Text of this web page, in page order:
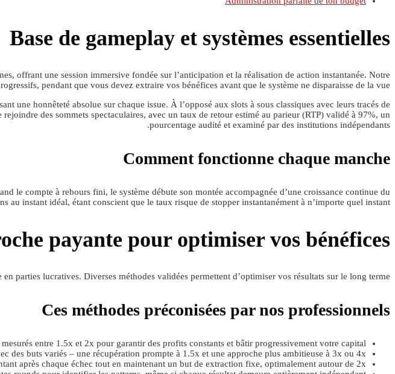
Base de gameplay et systèmes essentielles
offrant une session immersive fondée sur l’anticipation et la réalisation de action instantanée. Notre
pendant que vous devez extraire vos bénéfices avant que le système ne disparaisse de la vue.
une honnêteté absolue sur chaque issue. À l’opposé aux slots à sous classiques avec leurs tracés de
des sommets spectaculaires, avec un taux de retour estimé au parieur (RTP) validé à 97%, un
pourcentage audité et examiné par des institutions indépendants.
Comment fonctionne chaque manche
le compte à rebours fini, le système débute son montée accompagnée d’une croissance continue du
au instant idéal, étant conscient que le taux risque de stopper instantanément à n’importe quel instant.
payante pour optimiser vos bénéfices
parties lucratives. Diverses méthodes validées permettent d’optimiser vos résultats sur le long terme.
Ces méthodes préconisées par nos professionnels
entre 1.5x et 2x pour garantir des profits constants et bâtir progressivement votre capital
des buts variés – une récupération prompte à 1.5x et une approche plus ambitieuse à 3x ou 4x
après chaque échec tout en maintenant un but de extraction fixe, optimalement autour de 2x